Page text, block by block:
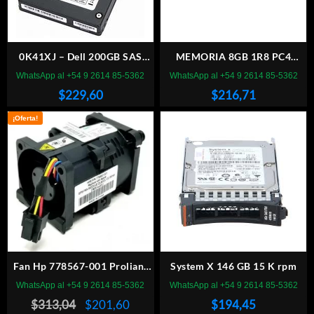
0K41XJ – Dell 200GB SAS
12GBPS MLC 2.5” SSD Hot
Server
$229,60
WhatsApp al +54 9 2614 85-5362
MEMORIA 8GB 1R8 PC4
2666V-ED2-11 SERVIDOR
$216,71
WhatsApp al +54 9 2614 85-5362
¡Oferta!
Fan Hp 778567-001 Proliant
Dl60/dl120/dl160 Gen9
$313,04
El
$201,60El
WhatsApp al +54 9 2614 85-5362
System X 146 GB 15 K rpm
$194,45
WhatsApp al +54 9 2614 85-5362